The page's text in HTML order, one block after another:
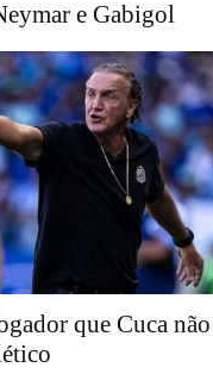
e Gabigol
que Cuca